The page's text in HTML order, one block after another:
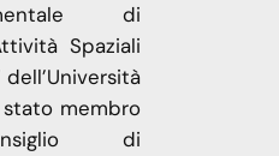
di
Spaziali
dell’Università
stato membro
di